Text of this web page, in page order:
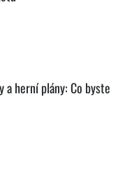
a herní plány: Co byste